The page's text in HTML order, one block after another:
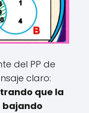
del PP de
claro:
que la
bajando